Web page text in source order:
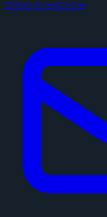
プライバシーポリシー